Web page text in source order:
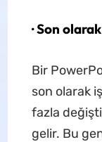
· Son
Bir
son olarak
fazla
gelir. Bu